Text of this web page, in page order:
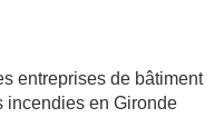
entreprises de bâtiment
incendies en Gironde